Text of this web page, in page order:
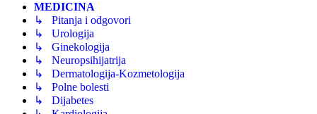
MEDICINA
↳ Pitanja i odgovori
↳ Urologija
↳ Ginekologija
↳ Neuropsihijatrija
↳ Dermatologija-Kozmetologija
↳ Polne bolesti
↳ Dijabetes